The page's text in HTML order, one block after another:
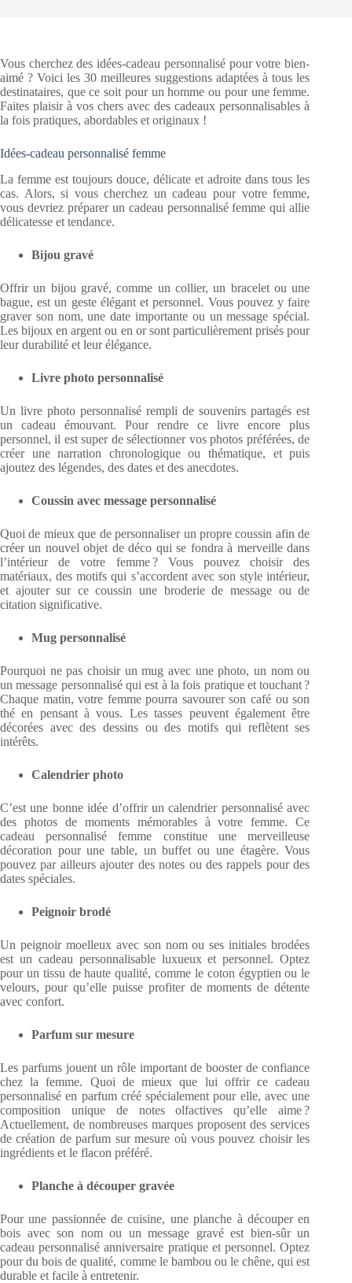
Vous cherchez des idées-cadeau personnalisé pour votre bien-
aimé ? Voici les 30 meilleures suggestions adaptées à tous les
destinataires, que ce soit pour un homme ou pour une femme.
Faites plaisir à vos chers avec des cadeaux personnalisables à
la fois pratiques, abordables et originaux !
Idées-cadeau personnalisé femme
La femme est toujours douce, délicate et adroite dans tous les
cas. Alors, si vous cherchez un cadeau pour votre femme,
vous devriez préparer un cadeau personnalisé femme qui allie
délicatesse et tendance.
Bijou gravé
Offrir un bijou gravé, comme un collier, un bracelet ou une
bague, est un geste élégant et personnel. Vous pouvez y faire
graver son nom, une date importante ou un message spécial.
Les bijoux en argent ou en or sont particulièrement prisés pour
leur durabilité et leur élégance.
Livre photo personnalisé
Un livre photo personnalisé rempli de souvenirs partagés est
un cadeau émouvant. Pour rendre ce livre encore plus
personnel, il est super de sélectionner vos photos préférées, de
créer une narration chronologique ou thématique, et puis
ajoutez des légendes, des dates et des anecdotes.
Coussin avec message personnalisé
Quoi de mieux que de personnaliser un propre coussin afin de
créer un nouvel objet de déco qui se fondra à merveille dans
l’intérieur de votre femme ? Vous pouvez choisir des
matériaux, des motifs qui s’accordent avec son style intérieur,
et ajouter sur ce coussin une broderie de message ou de
citation significative.
Mug personnalisé
Pourquoi ne pas choisir un mug avec une photo, un nom ou
un message personnalisé qui est à la fois pratique et touchant ?
Chaque matin, votre femme pourra savourer son café ou son
thé en pensant à vous. Les tasses peuvent également être
décorées avec des dessins ou des motifs qui reflètent ses
intérêts.
Calendrier photo
C’est une bonne idée d’offrir un calendrier personnalisé avec
des photos de moments mémorables à votre femme. Ce
cadeau personnalisé femme constitue une merveilleuse
décoration pour une table, un buffet ou une étagère. Vous
pouvez par ailleurs ajouter des notes ou des rappels pour des
dates spéciales.
Peignoir brodé
Un peignoir moelleux avec son nom ou ses initiales brodées
est un cadeau personnalisable luxueux et personnel. Optez
pour un tissu de haute qualité, comme le coton égyptien ou le
velours, pour qu’elle puisse profiter de moments de détente
avec confort.
Parfum sur mesure
Les parfums jouent un rôle important de booster de confiance
chez la femme. Quoi de mieux que lui offrir ce cadeau
personnalisé en parfum créé spécialement pour elle, avec une
composition unique de notes olfactives qu’elle aime ?
Actuellement, de nombreuses marques proposent des services
de création de parfum sur mesure où vous pouvez choisir les
ingrédients et le flacon préféré.
Planche à découper gravée
Pour une passionnée de cuisine, une planche à découper en
bois avec son nom ou un message gravé est bien-sûr un
cadeau personnalisé anniversaire pratique et personnel. Optez
pour du bois de qualité, comme le bambou ou le chêne, qui est
durable et facile à entretenir.